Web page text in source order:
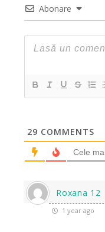
Abonare
29 COMMENTS
Cele
Roxana 12
1 year ago